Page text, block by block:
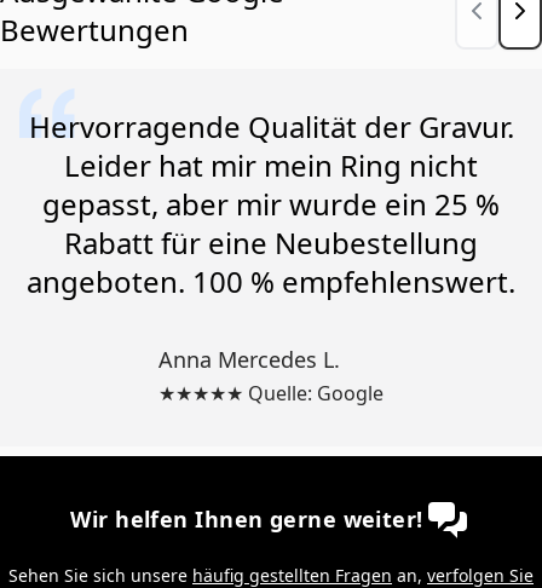
Bewertungen
Hervorragende Qualität der Gravur.
Leider hat mir mein Ring nicht
gepasst, aber mir wurde ein 25 %
Rabatt für eine Neubestellung
angeboten. 100 % empfehlenswert.
Anna Mercedes L.
★★★★★ Quelle: Google
Wir helfen Ihnen gerne weiter!
Sehen Sie sich unsere häufig gestellten Fragen an, verfolgen Sie